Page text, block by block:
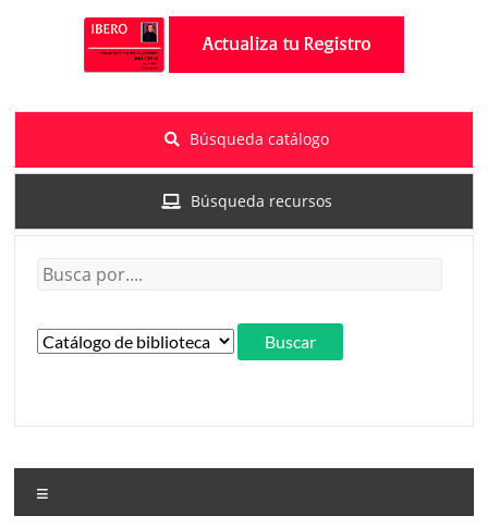
Búsqueda catálogo
Búsqueda recursos